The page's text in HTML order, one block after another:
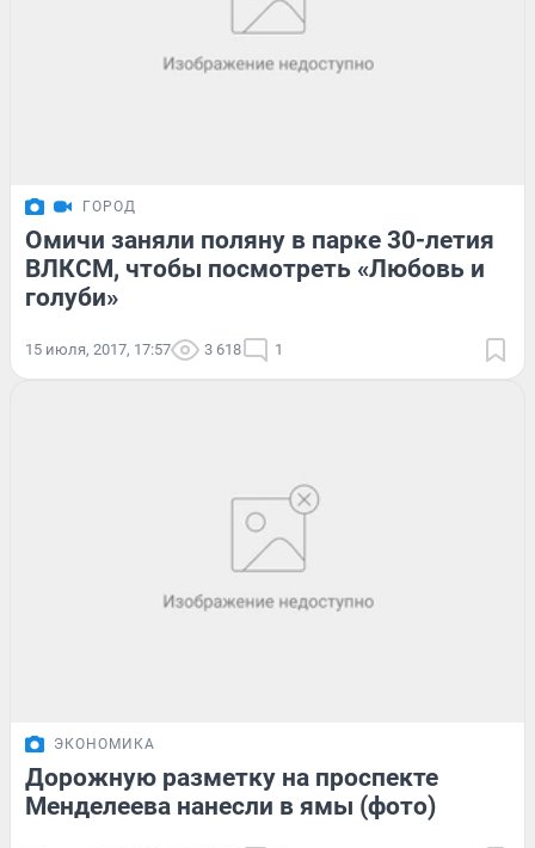
ГОРОД
Омичи заняли поляну в парке 30-летия
ВЛКСМ, чтобы посмотреть «Любовь и
голуби»
15 июля, 2017, 17:57 3 618 1
ЭКОНОМИКА
Дорожную разметку на проспекте
Менделеева нанесли в ямы (фото)